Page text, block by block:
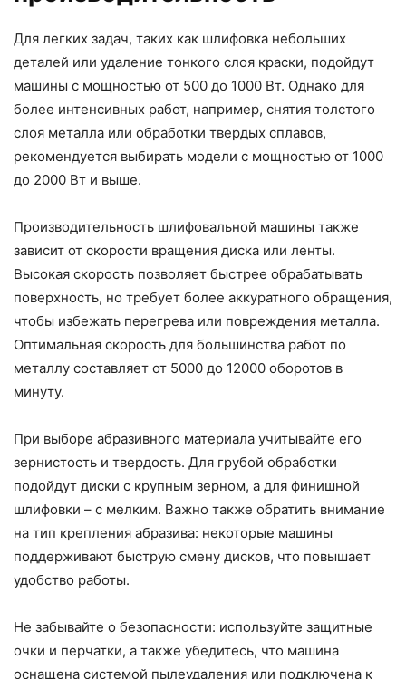
Для легких задач, таких как шлифовка небольших
деталей или удаление тонкого слоя краски, подойдут
машины с мощностью от 500 до 1000 Вт. Однако для
более интенсивных работ, например, снятия толстого
слоя металла или обработки твердых сплавов,
рекомендуется выбирать модели с мощностью от 1000
до 2000 Вт и выше.
Производительность шлифовальной машины также
зависит от скорости вращения диска или ленты.
Высокая скорость позволяет быстрее обрабатывать
поверхность, но требует более аккуратного обращения,
чтобы избежать перегрева или повреждения металла.
Оптимальная скорость для большинства работ по
металлу составляет от 5000 до 12000 оборотов в
минуту.
При выборе абразивного материала учитывайте его
зернистость и твердость. Для грубой обработки
подойдут диски с крупным зерном, а для финишной
шлифовки – с мелким. Важно также обратить внимание
на тип крепления абразива: некоторые машины
поддерживают быструю смену дисков, что повышает
удобство работы.
Не забывайте о безопасности: используйте защитные
очки и перчатки, а также убедитесь, что машина
оснащена системой пылеудаления или подключена к